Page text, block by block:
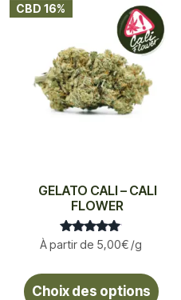
CBD 16%
GELATO CALI – CALI
FLOWER
Note
À partir de 5,00€/g
Choix des options